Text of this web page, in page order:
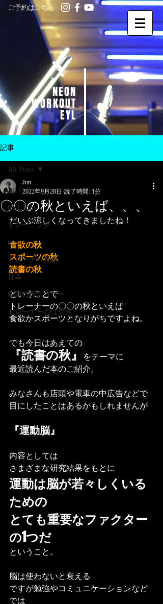
ご予約はこちら
NEON
WORKOUT
EYL
記事
All Posts
EYL info
トレーニング
report
トレーナー育成
食事
無題のカテゴリー
トレーナーのぼやき
All Posts
〇〇の秋といえば、、、
Jun
2022年9月28日 読了時間: 1分
だいぶ涼しくなってきましたね！
食欲の秋
スポーツの秋
読書の秋
ということで
トレーナーの〇〇の秋といえば
食欲かスポーツとなりがちですよね。
でも今日はあえての
『読書の秋』
をテーマに
最近読んだ本のご紹介。
みなさんも店頭や電車の中広告などで
目にしたことはあるかもしれませんが
『運動脳』
内容としては
さまざまな研究結果をもとに
運動は脳が若々しくいる
ための
とても重要なファクター
の1つだ
ということ。
脳は使わないと衰える
ですが勉強やコミュニケーションなど
では